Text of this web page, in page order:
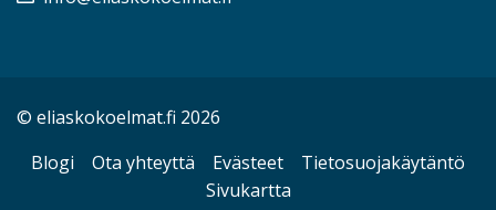
© eliaskokoelmat.fi 2026
Blogi
Ota yhteyttä Evästeet
Tietosuojakäytäntö
Sivukartta